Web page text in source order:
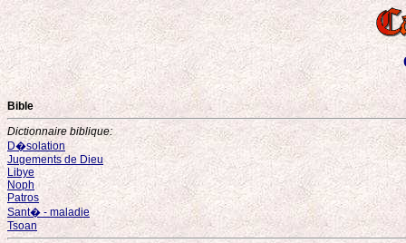
Bible
Dictionnaire biblique:
D�solation
Jugements de Dieu
Libye
Noph
Patros
Sant� - maladie
Tsoan